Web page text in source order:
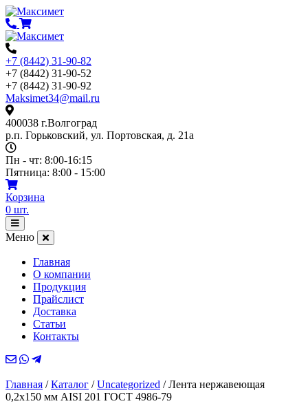
Перейти
к
содержимому
+7 (8442) 31-90-82
+7 (8442) 31-90-52
+7 (8442) 31-90-92
Maksimet34@mail.ru
400038 г.Волгоград
р.п. Горьковский, ул. Портовская, д. 21а
Пн - чт: 8:00-16:15
Пятница: 8:00 - 15:00
Корзина
0 шт.
Открыть
меню
Меню
Главная
О компании
Продукция
Прайслист
Доставка
Статьи
Контакты
Главная /Каталог /Uncategorized /Лента нержавеющая
0,2х150 мм AISI 201 ГОСТ 4986-79